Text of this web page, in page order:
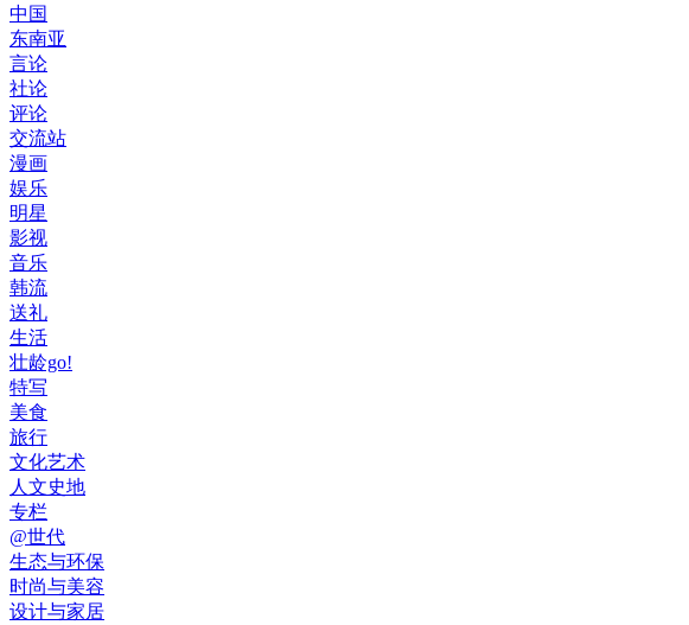
中国
东南亚
言论
社论
评论
交流站
漫画
娱乐
明星
影视
音乐
韩流
送礼
生活
壮龄go!
特写
美食
旅行
文化艺术
人文史地
专栏
@世代
生态与环保
时尚与美容
设计与家居